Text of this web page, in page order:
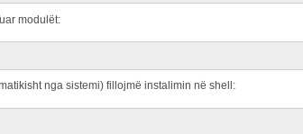
modulët:
nga sistemi) fillojmë instalimin në shell: